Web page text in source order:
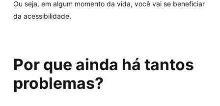
Ou seja, em algum momento da vida, você vai se beneficiar
da acessibilidade.
Por que ainda há tantos
problemas?